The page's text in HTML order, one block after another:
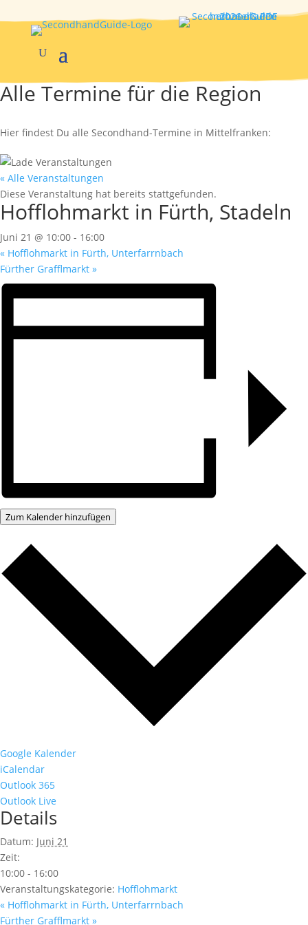
Alle Termine für die Region
Hier findest Du alle Secondhand-Termine in Mittelfranken:
« Alle Veranstaltungen
Diese Veranstaltung hat bereits stattgefunden.
Hofflohmarkt in Fürth, Stadeln
Juni 21 @ 10:00 - 16:00
« Hofflohmarkt in Fürth, Unterfarrnbach
Fürther Grafflmarkt »
Zum Kalender hinzufügen
Google Kalender
iCalendar
Outlook 365
Outlook Live
Details
Datum: Juni 21
Zeit:
10:00 - 16:00
Veranstaltungskategorie: Hofflohmarkt
« Hofflohmarkt in Fürth, Unterfarrnbach
Fürther Grafflmarkt »